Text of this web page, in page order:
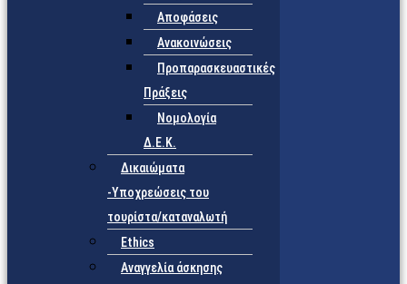
Αποφάσεις
Ανακοινώσεις
Προπαρασκευαστικές
Πράξεις
Νομολογία
Δ.Ε.Κ.
Δικαιώματα
-Υποχρεώσεις του
τουρίστα/καταναλωτή
Ethics
Αναγγελία άσκησης